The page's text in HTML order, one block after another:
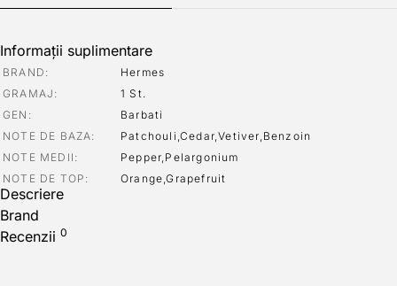
Informații suplimentare
BRAND
Hermes
GRAMAJ
1 St.
GEN
Barbati
NOTE DE BAZA
Patchouli,Cedar,Vetiver,Benzoin
NOTE MEDII
Pepper,Pelargonium
NOTE DE TOP
Orange,Grapefruit
Descriere
Brand
Recenzii 0